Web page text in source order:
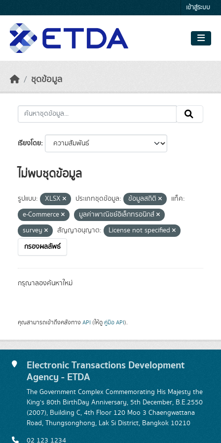
เข้าสู่ระบบ
ชุดข้อมูล
เรียงโดย
ไม่พบชุดข้อมูล
รูปแบบ: XLSX ประเภทชุดข้อมูล: ข้อมูลสถิติ
แท็ค:
e-Commerce
มูลค่าพาณิชย์อิเล็กทรอนิกส์
survey
สัญญาอนุญาต:
License not specified
กรองผลลัพธ์
กรุณาลองค้นหาใหม่
คุณสามารถเข้าถึงคลังทาง API (ให้ดู คู่มือ API).
Electronic Transactions Development
Agency - ETDA
The Government Complex Commemorating His Majesty the
King's 80th BirthDay Anniversary, 5th December, B.E.2550
(2007), Building C, 4th Floor 120 Moo 3 Chaengwattana
Road, Thungsonghong, Lak Si District, Bangkok 10210
02 123 1234